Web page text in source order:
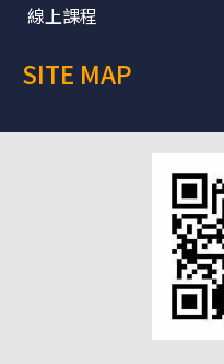
線上課程
SITE MAP